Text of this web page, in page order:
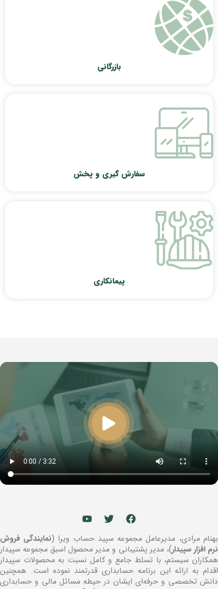
بازرگانی
سفارش گیری و پخش
پیمانکاری
بهنام مرادی، مدیرعامل مجموعه سپید حساب ویرا (نمایندگی فروش
نرم افزار سپیدار)، مدیر پشتیبانی و مدیر محصول اسبق مجموعه سپیدار
همکاران سیستم، با تسلط جامع و کامل نسبت به محصولات سپیدار
اقدام به ارائه این برنامه حسابداری قدرتمند نموده است. همچنین
دانش تخصصی و حرفه‌ای ایشان در حیطه مسائل مالی و حسابداری